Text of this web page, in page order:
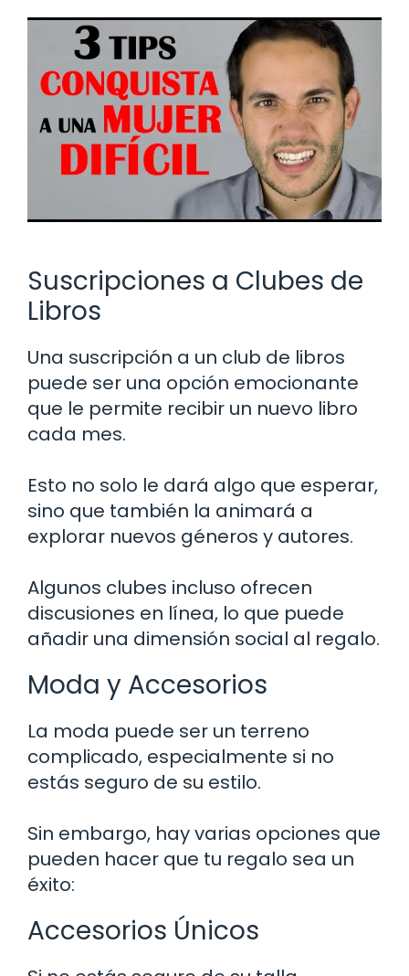
Suscripciones a Clubes de
Libros
Una suscripción a un club de libros
puede ser una opción emocionante
que le permite recibir un nuevo libro
cada mes.
Esto no solo le dará algo que esperar,
sino que también la animará a
explorar nuevos géneros y autores.
Algunos clubes incluso ofrecen
discusiones en línea, lo que puede
añadir una dimensión social al regalo.
Moda y Accesorios
La moda puede ser un terreno
complicado, especialmente si no
estás seguro de su estilo.
Sin embargo, hay varias opciones que
pueden hacer que tu regalo sea un
éxito:
Accesorios Únicos